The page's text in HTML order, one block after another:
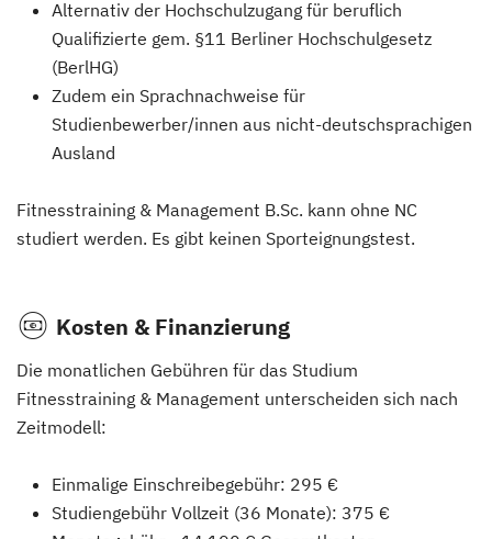
Alternativ der Hochschulzugang für beruflich
Qualifizierte gem. §11 Berliner Hochschulgesetz
(BerlHG)
Zudem ein Sprachnachweise für
Studienbewerber/innen aus nicht-deutschsprachigen
Ausland
Fitnesstraining & Management B.Sc. kann ohne NC
studiert werden. Es gibt keinen Sporteignungstest.
Kosten & Finanzierung
Die monatlichen Gebühren für das Studium
Fitnesstraining & Management unterscheiden sich nach
Zeitmodell:
Einmalige Einschreibegebühr: 295 €
Studiengebühr Vollzeit (36 Monate): 375 €